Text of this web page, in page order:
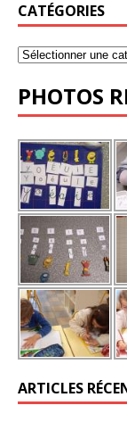
CATÉGORIES
PHOTOS
ARTICLES